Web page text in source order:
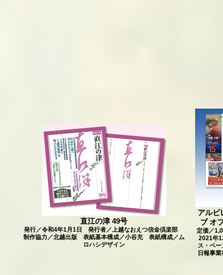
直江の津 49号
発行／令和4年1月1日 発行者／上越なおえつ信金倶楽部
制作協力／北越出版 表紙基本構成／小谷充 表紙構成／ム
ロハシデザイン
アルビ
ブ オ
定価／
2021年
ス・ベ
日報事